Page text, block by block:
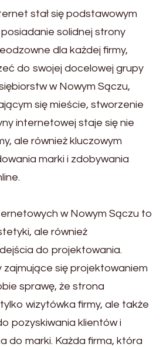
stał się podstawowym
posiadanie solidnej strony
dla każdej firmy,
do swojej docelowej grupy
w Nowym Sączu,
się mieście, stworzenie
internetowej staje się nie
ale również kluczowym
marki i zdobywania
w Nowym Sączu to
ale również
do projektowania.
zajmujące się projektowaniem
sprawę, że strona
wizytówka firmy, ale także
pozyskiwania klientów i
do marki. Każda firma, która